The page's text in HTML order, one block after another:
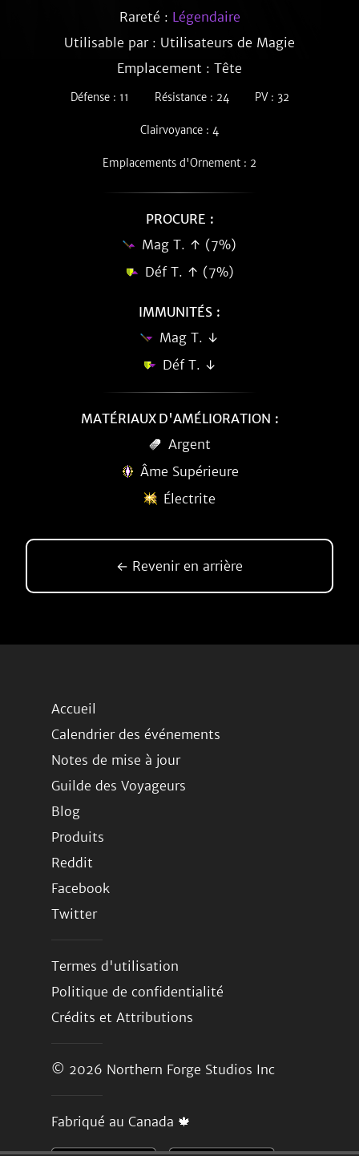
Rareté : Légendaire
Utilisable par : Utilisateurs de Magie
Emplacement : Tête
Défense : 11 Résistance : 24 PV : 32
Clairvoyance : 4
Emplacements d'Ornement : 2
PROCURE :
Mag T. ↑ (7%)
Déf T. ↑ (7%)
IMMUNITÉS :
Mag T. ↓
Déf T. ↓
MATÉRIAUX D'AMÉLIORATION :
Argent
Âme Supérieure
Électrite
← Revenir en arrière
Accueil
Calendrier des événements
Notes de mise à jour
Guilde des Voyageurs
Blog
Produits
Reddit
Facebook
Twitter
Termes d'utilisation
Politique de confidentialité
Crédits et Attributions
© 2026 Northern Forge Studios Inc
Fabriqué au Canada 🍁